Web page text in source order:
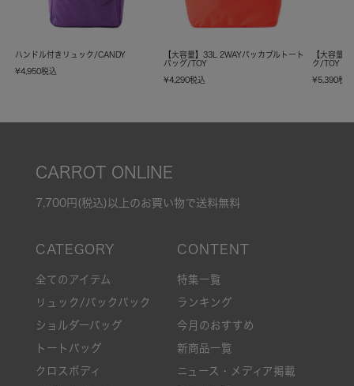
ハンドル付きリュック/CANDY
¥4,950税込
【大容量】33L 2WAYパッカブルトート
バッグ/TOY
¥4,290税込
【大容量
ク/TOY
¥5,390税込
CARROT ONLINE
7,700円(税込)以上のお買い物で送料無料
全てのアイテム
リュック/バックパック
ショルダーバッグ
トートバッグ
クロスボディ
特集一覧
ランキング
今月のおすすめ
新商品一覧
ニュース・メディア掲載